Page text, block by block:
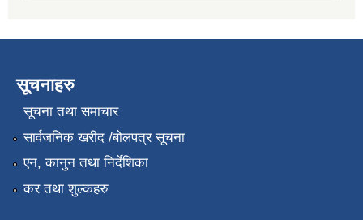
सूचनाहरु
सूचना तथा समाचार
सार्वजनिक खरीद /बोलपत्र सूचना
एन, कानुन तथा निर्देशिका
कर तथा शुल्कहरु